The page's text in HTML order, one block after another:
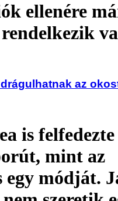
ellenére
rendelkezik
az
is felfedezte
mint az
egy módját.